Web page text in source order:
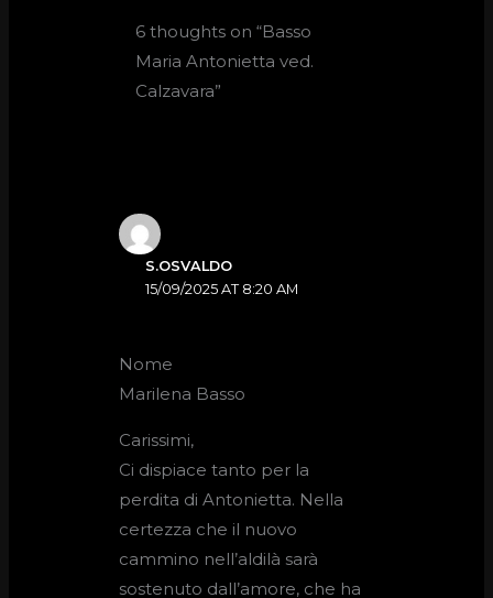
6 thoughts on “Basso
Maria Antonietta ved.
Calzavara”
S.OSVALDO
15/09/2025 AT 8:20 AM
Nome
Marilena Basso
Carissimi,
Ci dispiace tanto per la
perdita di Antonietta. Nella
certezza che il nuovo
cammino nell’aldilà sarà
sostenuto dall’amore, che ha